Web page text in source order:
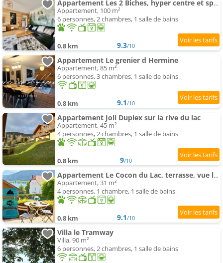
Appartement Les 2 Biches, hyper centre et spacieux Gérardmer
Appartement, 100 m²
6 personnes, 2 chambres, 1 salle de bains
0.8 km 9.3/10
Appartement Le grenier d Hermine
Appartement, 85 m²
6 personnes, 3 chambres, 1 salle de bains
0.8 km 9.1/10
Appartement Joli Duplex sur la rive du lac
Appartement, 45 m²
4 personnes, 2 chambres, 1 salle de bains
0.8 km 9/10
Appartement Le Cocon du Lac, terrasse, vue lac
Appartement, 31 m²
4 personnes, 1 chambre, 1 salle de bains
0.8 km 9.1/10
Villa le Tramway
Villa, 90 m²
6 personnes, 2 chambres, 1 salle de bains